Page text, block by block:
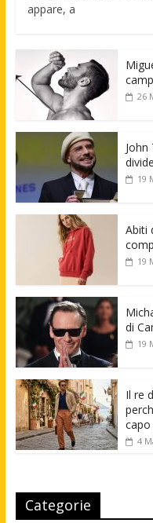
appare, a
26
19
Abiti
19
di
19
Il re
4
Categorie